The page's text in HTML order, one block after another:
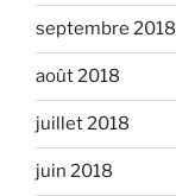
septembre 2018
août 2018
juillet 2018
juin 2018